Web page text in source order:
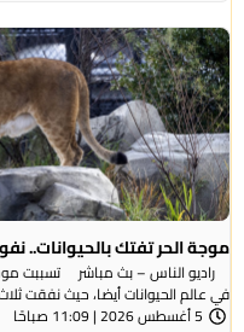
موجة الحر تفتك بالحيوانات.. نفوق 3 لبؤات في حديقة حيوان
راديو الناس – بث مباشر تسببت موجة
في عالم الحيوانات أيضا، حيث نفقت ثلاث
5 أغسطس 2026 | 11:09 صباحًا